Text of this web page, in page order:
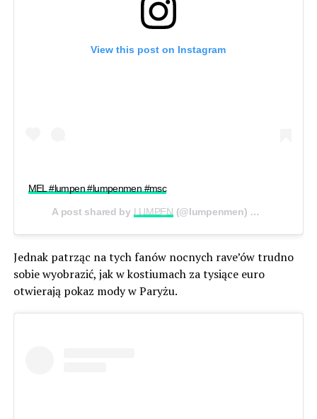
View this post on Instagram
MEL #lumpen #lumpenmen #msc
A post shared by LUMPEN (@lumpenmen) on
Jednak patrząc na tych fanów nocnych rave’ów trudno
sobie wyobrazić, jak w kostiumach za tysiące euro
otwierają pokaz mody w Paryżu.